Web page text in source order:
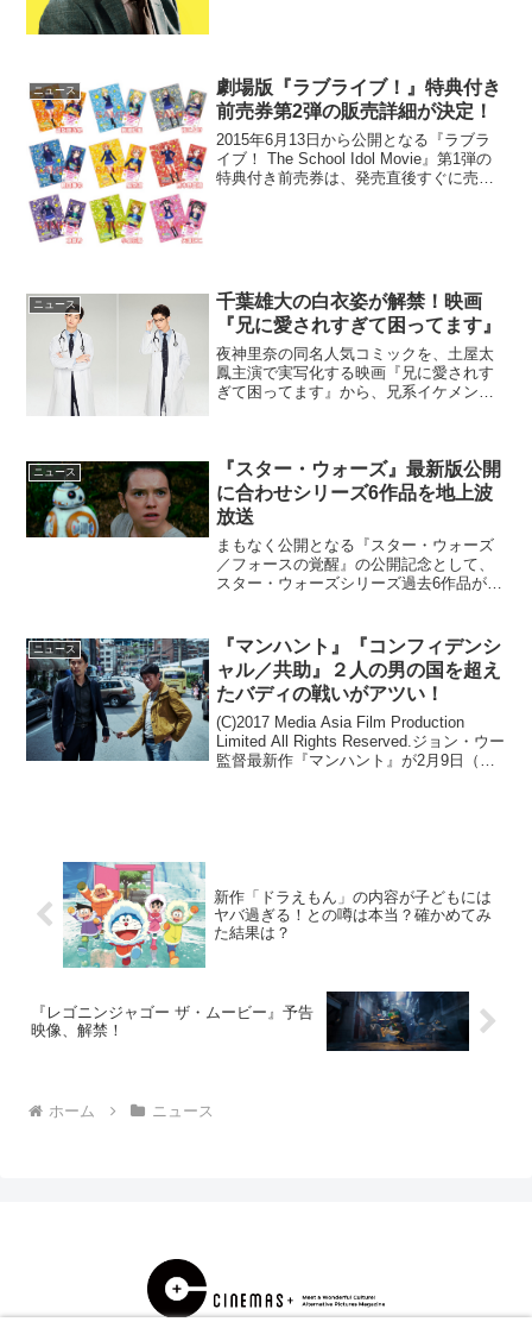
ニュース
劇場版『ラブライブ！』特典付き
前売券第2弾の販売詳細が決定！
2015年6月13日から公開となる『ラブラ
イブ！ The School Idol Movie』第1弾の
特典付き前売券は、発売直後すぐに売り
ニュース
千葉雄大の白衣姿が解禁！映画
『兄に愛されすぎて困ってます』
夜神里奈の同名人気コミックを、土屋太
鳳主演で実写化する映画『兄に愛されす
ぎて困ってます』から、兄系イケメン・
12連敗中で全くモテない...
ニュース
『スター・ウォーズ』最新版公開
に合わせシリーズ6作品を地上波
放送
まもなく公開となる『スター・ウォーズ
／フォースの覚醒』の公開記念として、
スター・ウォーズシリーズ過去6作品が順
が12月18日から順次放送今回放送される
のはスター・ウォー...
ニュース
『マンハント』『コンフィデンシ
ャル／共助』２人の男の国を超え
たバディの戦いがアツい！
(C)2017 Media Asia Film Production
Limited All Rights Reserved.ジョン・ウー
監督最新作『マンハント』が2月9日（金)
新作「ドラえもん」の内容が子どもには
ヤバ過ぎる！との噂は本当？確かめてみ
た結果は？
『レゴニンジャゴー ザ・ムービー』予告
映像、解禁！
ホーム ニュース